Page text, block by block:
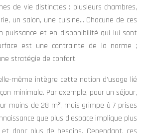
de vie distinctes : plusieurs chambres,
un salon, une cuisine… Chacune de ces
puissance et en disponibilité qui lui sont
est une contrainte de la norme ;
stratégie de confort.
même intègre cette notion d’usage lié
minimale. Par exemple, pour un séjour,
moins de 28 m², mais grimpe à 7 prises
que plus d’espace implique plus